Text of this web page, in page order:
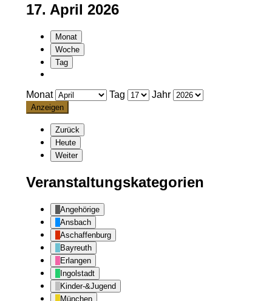
17. April 2026
Monat
Woche
Tag
Monat Tag Jahr
Zurück
Heute
Weiter
Veranstaltungskategorien
Angehörige
Ansbach
Aschaffenburg
Bayreuth
Erlangen
Ingolstadt
Kinder-&Jugend
München